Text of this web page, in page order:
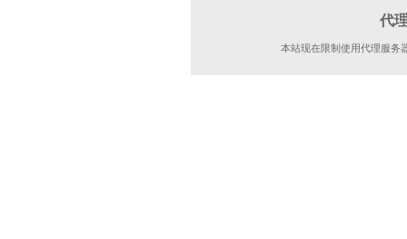
代
本站现在限制使用代理服务